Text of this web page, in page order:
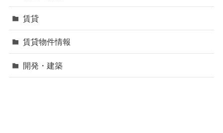
賃貸
賃貸物件情報
開発・建築